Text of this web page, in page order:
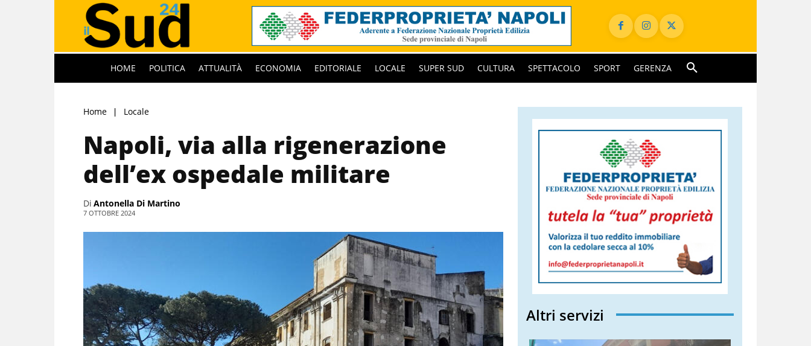
HOME POLITICA ATTUALITÀ ECONOMIA EDITORIALE LOCALE SUPER SUD CULTURA SPETTACOLO SPORT GERENZA
Home Locale
Napoli, via alla rigenerazione
dell’ex ospedale militare
Di Antonella Di Martino
7 OTTOBRE 2024
Altri servizi